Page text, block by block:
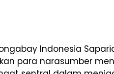
Indonesia
para narasumber